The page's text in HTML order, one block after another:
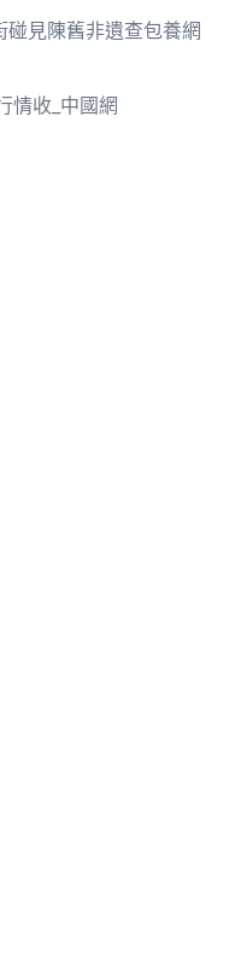
碰見陳舊非遺查包養網
情收_中國網